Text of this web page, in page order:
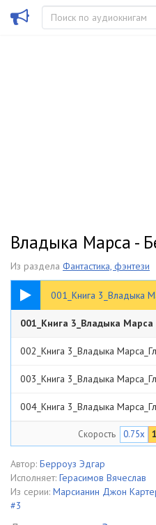
Владыка Марса -
Из раздела Фантастика, фэнтези
001_Книга 3_Владыка
25:43
001_Книга 3_Владыка Марса
002_Книга 3_Владыка
003_Книга 3_Владыка
004_Книга 3_Владыка
005_Книга 3_Владыка
006_Книга 3_Владыка
007_Книга 3_Владыка
008_Книга 3_Владыка
Скорость 0.75x
Автор: Берроуз Эдгар
Исполняет: Герасимов Вячеслав
Из серии: Марсианин Джон
#3